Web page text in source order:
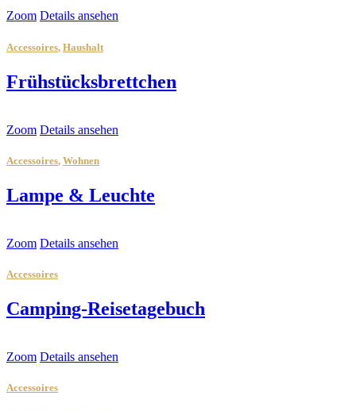
Zoom Details ansehen
Accessoires, Haushalt
Frühstücksbrettchen
Zoom Details ansehen
Accessoires, Wohnen
Lampe & Leuchte
Zoom Details ansehen
Accessoires
Camping-Reisetagebuch
Zoom Details ansehen
Accessoires